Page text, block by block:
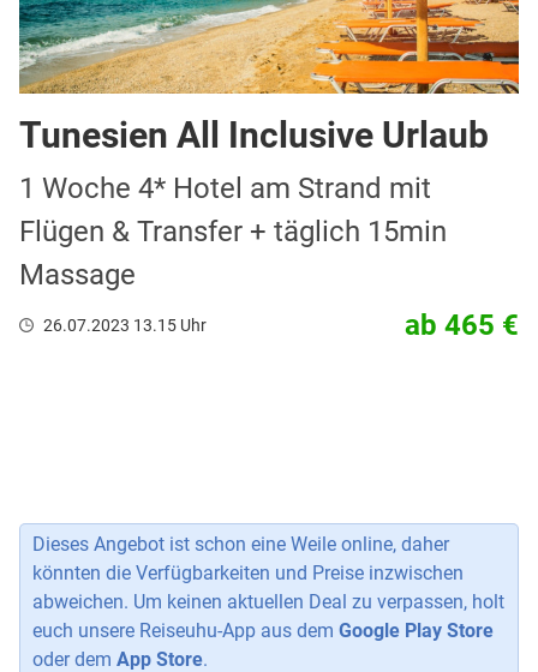
REISEBLOG
Tunesien All Inclusive Urlaub
1 Woche 4* Hotel am Strand mit
Flügen & Transfer + täglich 15min
Massage
26.07.2023 13.15 Uhr ab 465 €
Dieses Angebot ist schon eine Weile online, daher
könnten die Verfügbarkeiten und Preise inzwischen
abweichen. Um keinen aktuellen Deal zu verpassen, holt
euch unsere Reiseuhu-App aus dem Google Play Store
oder dem App Store.